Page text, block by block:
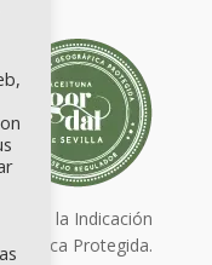
de la Indicación
Protegida.